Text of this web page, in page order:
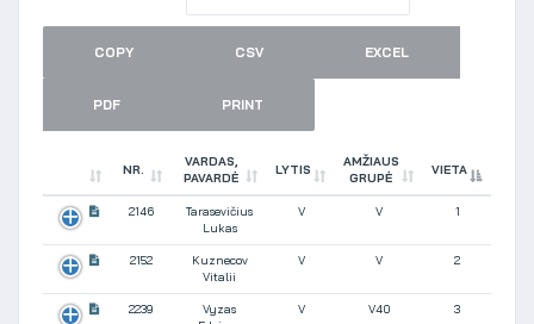
COPY CSV EXCEL
PDF PRINT
NR.
VARDAS,
PAVARDĖ
LYTIS
AMŽIAUS
GRUPĖ
VIETA
2146
Tarasevičius
Lukas
V V 1
2152
Kuznecov
Vitalii
V V 2
2239
Vyzas
V V40 3